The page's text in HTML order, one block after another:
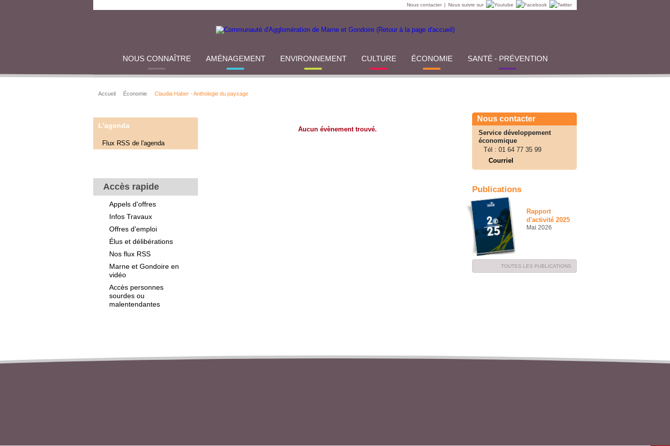
Nous contacter | Nous suivre sur
NOUS CONNAÎTRE AMÉNAGEMENT ENVIRONNEMENT CULTURE ÉCONOMIE SANTÉ - PRÉVENTION
Accueil Économie Claudia Haber - Anthologie du paysage
L'agenda
Flux RSS de l'agenda
Accès rapide
Appels d'offres
Infos Travaux
Offres d'emploi
Élus et délibérations
Nos flux RSS
Marne et Gondoire en
vidéo
Accès personnes
sourdes ou
malentendantes
Aucun évènement trouvé.
Nous contacter
Service développement
économique
Tél : 01 64 77 35 99
Courriel
Publications
Rapport
d'activité 2025
Mai 2026
TOUTES LES PUBLICATIONS